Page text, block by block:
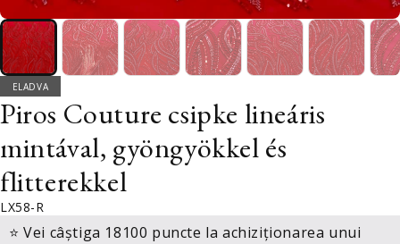
ELADVA
Piros Couture csipke lineáris
mintával, gyöngyökkel és
flitterekkel
LX58-R
⭐ Vei câștiga 18100 puncte la achiziționarea unui